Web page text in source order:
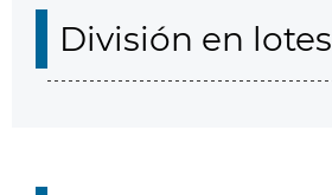
División en lotes